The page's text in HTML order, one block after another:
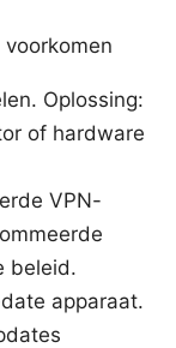
Oplossing:
of hardware
VPN-
beleid.
apparaat.